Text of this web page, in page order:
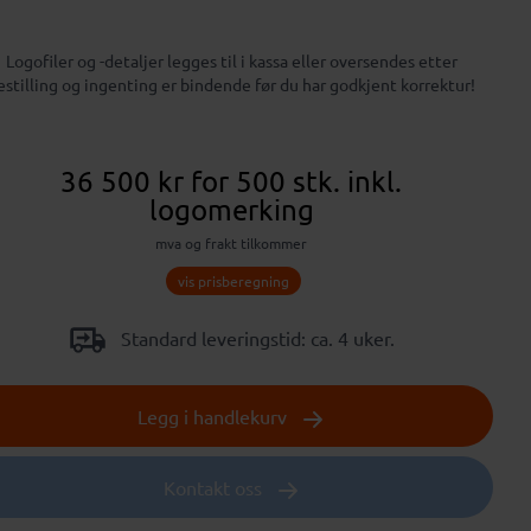
Logofiler og -detaljer legges til i kassa eller oversendes etter
og ingenting er bindende før du har godkjent korrektur!
36 500 kr for 500 stk. inkl.
logomerking
mva og frakt tilkommer
vis prisberegning
Standard leveringstid: ca. 4 uker.
Legg i handlekurv
Kontakt oss